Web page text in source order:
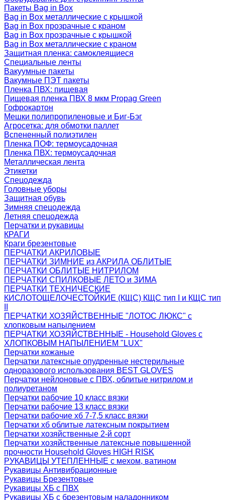
Пакеты Bag in Box
Bag in Box металлические с крышкой
Bag in Box прозрачные с краном
Bag in Box прозрачные с крышкой
Bag in Box металлические с краном
Защитная пленка: самоклеящиеся
Специальные ленты
Вакуумные пакеты
Вакумные ПЭТ пакеты
Пленка ПВХ: пищевая
Пищевая пленка ПВХ 8 мкм Propag Green
Гофрокартон
Мешки полипропиленовые и Биг-Бэг
Агросетка: для обмотки паллет
Вспененный полиэтилен
Пленка ПОФ: термоусадочная
Пленка ПВХ: термоусадочная
Металлическая лента
Этикетки
Спецодежда
Головные уборы
Защитная обувь
Зимняя спецодежда
Летняя спецодежда
Перчатки и рукавицы
КРАГИ
Краги брезентовые
ПЕРЧАТКИ АКРИЛОВЫЕ
ПЕРЧАТКИ ЗИМНИЕ из АКРИЛА ОБЛИТЫЕ
ПЕРЧАТКИ ОБЛИТЫЕ НИТРИЛОМ
ПЕРЧАТКИ СПИЛКОВЫЕ ЛЕТО и ЗИМА
ПЕРЧАТКИ ТЕХНИЧЕСКИЕ
КИСЛОТОЩЕЛОЧЕСТОЙКИЕ (КЩС) КЩС тип I и КЩС тип
ПЕРЧАТКИ ХОЗЯЙСТВЕННЫЕ "ЛОТОС ЛЮКС" с
хлопковым напылением
ПЕРЧАТКИ ХОЗЯЙСТВЕННЫЕ - Household Gloves с
ХЛОПКОВЫМ НАПЫЛЕНИЕМ "LUX"
Перчатки кожаные
Перчатки латексные опудренные нестерильные
одноразового использования BEST GLOVES
Перчатки нейлоновые с ПВХ, облитые нитрилом и
полиуретаном
Перчатки рабочие 10 класс вязки
Перчатки рабочие 13 класс вязки
Перчатки рабочие хб 7-7,5 класс вязки
Перчатки хб облитые латексным покрытием
Перчатки хозяйственные 2-й сорт
Перчатки хозяйственные латексные повышенной
прочности Household Gloves HIGH RISK
РУКАВИЦЫ УТЕПЛЕННЫЕ с мехом, ватином
Рукавицы Антивибрационные
Рукавицы Брезентовые
Рукавицы ХБ с ПВХ
Рукавицы ХБ с брезентовым наладонником